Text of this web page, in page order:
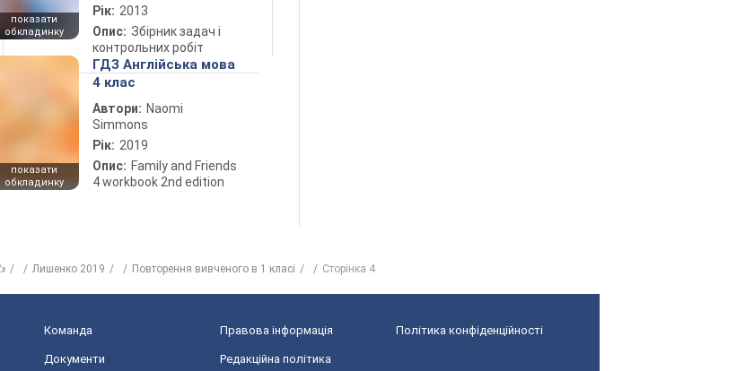
показати
обкладинку
Рік: 2013
Опис: Збірник задач і
контрольних робіт
показати
обкладинку
ГДЗ Англійська мова
4 клас
Автори: Naomi
Simmons
Рік: 2019
Опис: Family and Friends
4 workbook 2nd edition
Лишенко 2019 Повторення вивченого в 1 класі Сторінка 4
Команда Правова інформація Політика конфіденційності
Документи Редакційна політика